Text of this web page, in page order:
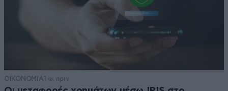
ΟΙΚΟΝΟΜΙΑ1 ω. πριν